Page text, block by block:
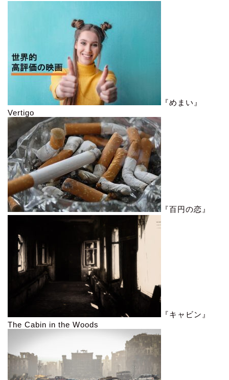
『めまい』
Vertigo
『百円の恋』
『キャビン』
The Cabin in the Woods